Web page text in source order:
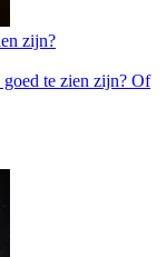
zijn?
te zien zijn? Of